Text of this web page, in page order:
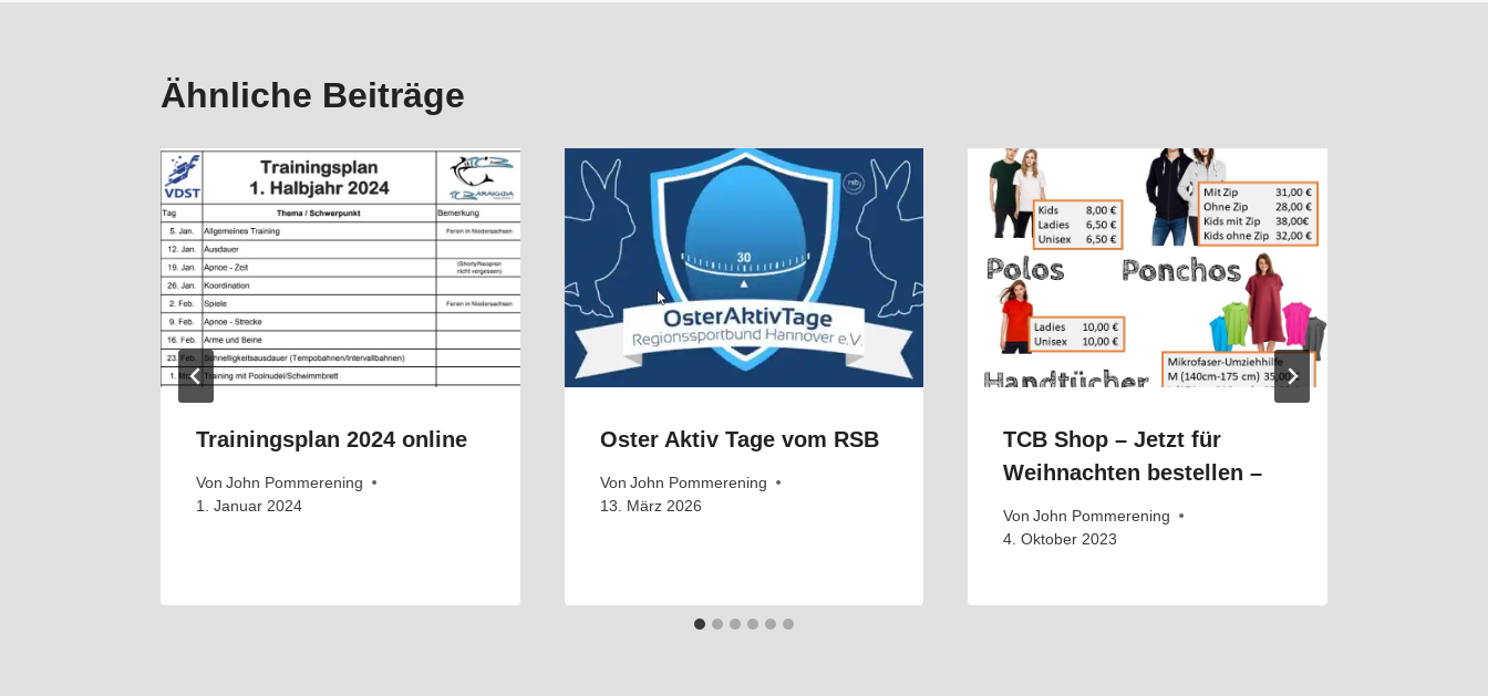
Ähnliche Beiträge
Trainingsplan 2024 online
Von John Pommerening
1. Januar 2024
Oster Aktiv Tage vom RSB
Von John Pommerening
13. März 2026
TCB Shop – Jetzt für
Weihnachten bestellen –
Von John Pommerening
4. Oktober 2023